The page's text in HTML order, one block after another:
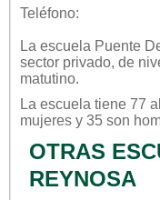
Teléfono:
La escuela Puente
sector privado, de
matutino.
La escuela tiene 77
mujeres y 35 son
OTRAS
REYNOSA